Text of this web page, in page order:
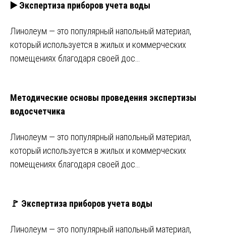
▶️ Экспертиза приборов учета воды
Линолеум — это популярный напольный материал,
который используется в жилых и коммерческих
помещениях благодаря своей дос…
Методические основы проведения экспертизы
водосчетчика
Линолеум — это популярный напольный материал,
который используется в жилых и коммерческих
помещениях благодаря своей дос…
🚩 Экспертиза приборов учета воды
Линолеум — это популярный напольный материал,